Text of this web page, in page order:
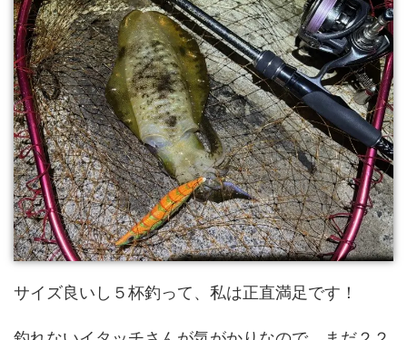
サイズ良いし５杯釣って、私は正直満足です！